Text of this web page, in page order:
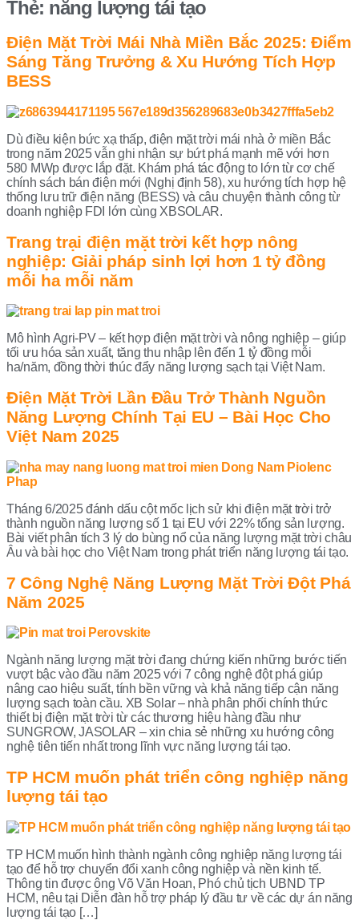
Thẻ: năng lượng tái tạo
Điện Mặt Trời Mái Nhà Miền Bắc 2025: Điểm
Sáng Tăng Trưởng & Xu Hướng Tích Hợp
BESS
Dù điều kiện bức xạ thấp, điện mặt trời mái nhà ở miền Bắc
trong năm 2025 vẫn ghi nhận sự bứt phá mạnh mẽ với hơn
580 MWp được lắp đặt. Khám phá tác động to lớn từ cơ chế
chính sách bán điện mới (Nghị định 58), xu hướng tích hợp hệ
thống lưu trữ điện năng (BESS) và câu chuyện thành công từ
doanh nghiệp FDI lớn cùng XBSOLAR.
Trang trại điện mặt trời kết hợp nông
nghiệp: Giải pháp sinh lợi hơn 1 tỷ đồng
mỗi ha mỗi năm
Mô hình Agri-PV – kết hợp điện mặt trời và nông nghiệp – giúp
tối ưu hóa sản xuất, tăng thu nhập lên đến 1 tỷ đồng mỗi
ha/năm, đồng thời thúc đẩy năng lượng sạch tại Việt Nam.
Điện Mặt Trời Lần Đầu Trở Thành Nguồn
Năng Lượng Chính Tại EU – Bài Học Cho
Việt Nam 2025
Tháng 6/2025 đánh dấu cột mốc lịch sử khi điện mặt trời trở
thành nguồn năng lượng số 1 tại EU với 22% tổng sản lượng.
Bài viết phân tích 3 lý do bùng nổ của năng lượng mặt trời châu
Âu và bài học cho Việt Nam trong phát triển năng lượng tái tạo.
7 Công Nghệ Năng Lượng Mặt Trời Đột Phá
Năm 2025
Ngành năng lượng mặt trời đang chứng kiến những bước tiến
vượt bậc vào đầu năm 2025 với 7 công nghệ đột phá giúp
nâng cao hiệu suất, tính bền vững và khả năng tiếp cận năng
lượng sạch toàn cầu. XB Solar – nhà phân phối chính thức
thiết bị điện mặt trời từ các thương hiệu hàng đầu như
SUNGROW, JASOLAR – xin chia sẻ những xu hướng công
nghệ tiên tiến nhất trong lĩnh vực năng lượng tái tạo.
TP HCM muốn phát triển công nghiệp năng
lượng tái tạo
TP HCM muốn hình thành ngành công nghiệp năng lượng tái
tạo để hỗ trợ chuyển đổi xanh công nghiệp và nền kinh tế.
Thông tin được ông Võ Văn Hoan, Phó chủ tịch UBND TP
HCM, nêu tại Diễn đàn hỗ trợ pháp lý đầu tư về các dự án năng
lượng tái tạo […]